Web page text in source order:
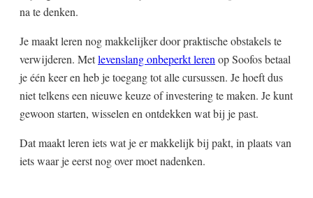
na te denken.
Je maakt leren nog makkelijker door praktische obstakels te
verwijderen. Metlevenslang onbeperkt leren op Soofos betaal
je één keer en heb je toegang tot alle cursussen. Je hoeft dus
niet telkens een nieuwe keuze of investering te maken. Je kunt
gewoon starten, wisselen en ontdekken wat bij je past.
Dat maakt leren iets wat je er makkelijk bij pakt, in plaats van
iets waar je eerst nog over moet nadenken.